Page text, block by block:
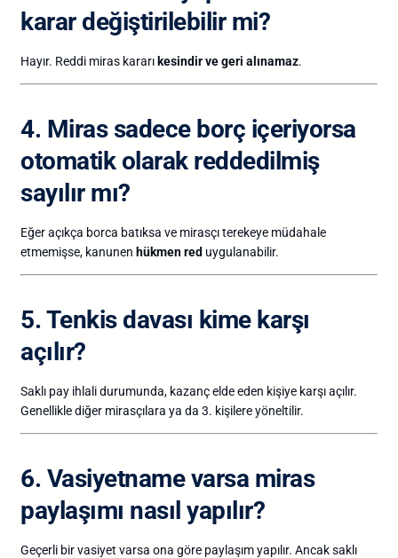
karar değiştirilebilir mi?
Hayır. Reddi miras kararı kesindir ve geri alınamaz.
4. Miras sadece borç içeriyorsa
otomatik olarak reddedilmiş
sayılır mı?
Eğer açıkça borca batıksa ve mirasçı terekeye müdahale
etmemişse, kanunen hükmen red uygulanabilir.
5. Tenkis davası kime karşı
açılır?
Saklı pay ihlali durumunda, kazanç elde eden kişiye karşı açılır.
Genellikle diğer mirasçılara ya da 3. kişilere yöneltilir.
6. Vasiyetname varsa miras
paylaşımı nasıl yapılır?
Geçerli bir vasiyet varsa ona göre paylaşım yapılır. Ancak saklı